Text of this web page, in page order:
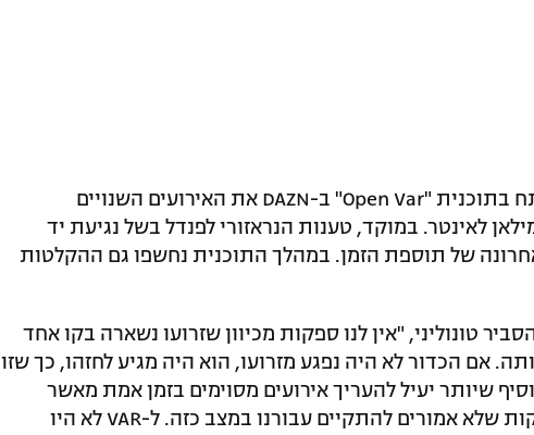
השופט לשעבר מאורו טונוליני ניתח בתוכנית "Open Var" ב-DAZN את האירועים השנויים
לאינטר. במוקד, טענות הנראזורי לפנדל בשל נגיעת יד
של תוספת הזמן. במהלך התוכנית נחשפו גם ההקלטות
טונוליני, "אין לנו ספקות מכיוון שזרועו נשארה בקו אחד
אם הכדור לא היה נפגע מזרועו, הוא היה מגיע לחזהו, כך שזו
שיותר יעיל להעריך אירועים מסוימים בזמן אמת מאשר
בהילוך איטי, מה שיכול ליצור ספקות שלא אמורים להתקיים עבורנו במצב כזה. ל-VAR לא היו